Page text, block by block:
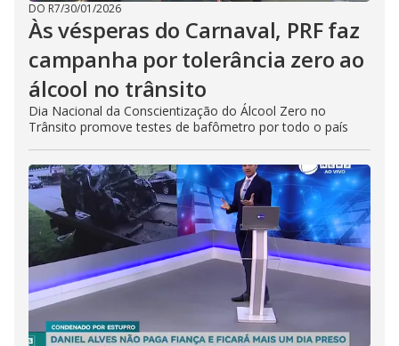
DO R7/30/01/2026
Às vésperas do Carnaval, PRF faz
campanha por tolerância zero ao
álcool no trânsito
Dia Nacional da Conscientização do Álcool Zero no
Trânsito promove testes de bafômetro por todo o país